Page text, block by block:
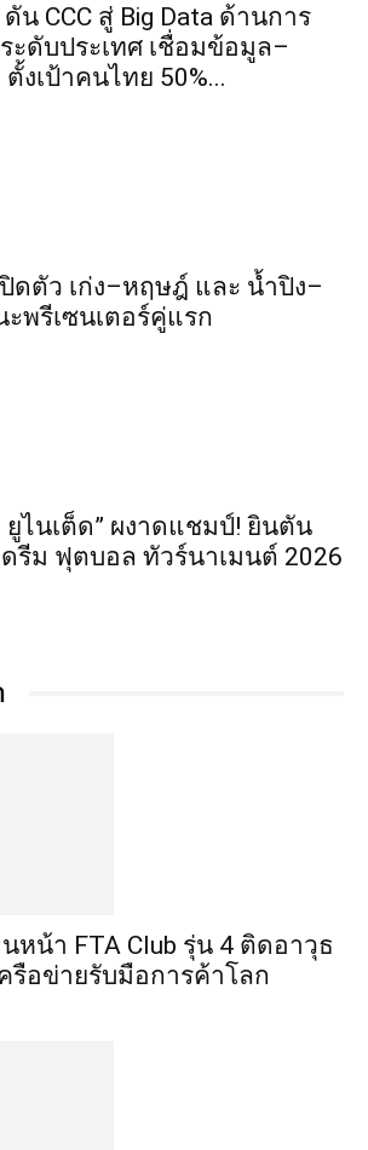
น CCC สู่ Big Data ด้านการ
ะดับประเทศ เชื่อมข้อมูล–
ตั้งเป้าคนไทย 50%...
ปิดตัว เก่ง–หฤษฎ์ และ น้ำปิง–
พรีเซนเตอร์คู่แรก
ไนเต็ด” ผงาดแชมป์! ยินตัน
รีม ฟุตบอล ทัวร์นาเมนต์ 2026
ดินหน้า FTA Club รุ่น 4 ติดอาวุธ
รือข่ายรับมือการค้าโลก